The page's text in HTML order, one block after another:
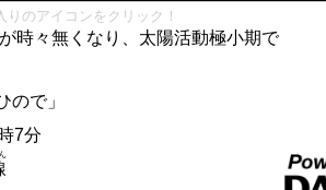
のアイコンをクリック！
時々無くなり、太陽活動極小期で
ので」
7分